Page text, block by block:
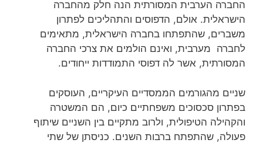
החברה הערבית המסורתית הנה חלק מהחברה
הישראלית. אולם, הדפוסים והתהליכים לפתרון
משברים, שהתפתחו בחברה הישראלית, מתאימים
לחברה מערבית, ואינם הולמים את צרכי החברה
המסורתית, אשר לה דפוסי התמודדות ייחודים.
שניים מהגורמים הממסדיים העיקריים, העוסקים
בפתרון סכסוכים משפחתיים כיום, הם המשטרה
והקהילה הטיפולית, ולרוב מתקיים בין השניים שיתוף
פעולה, שהתפתח ברבות השנים. כניסתן של שתי